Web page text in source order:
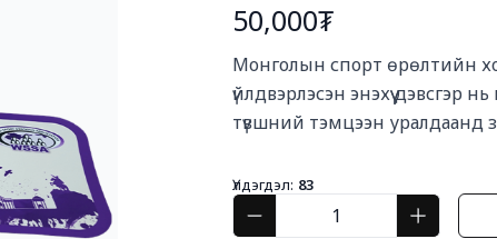
50,000₮
Монголын спорт өрөлтийн
үйлдвэрлэсэн энэхүү
түвшний тэмцээн уралдаанд
Үлдэгдэл: 83